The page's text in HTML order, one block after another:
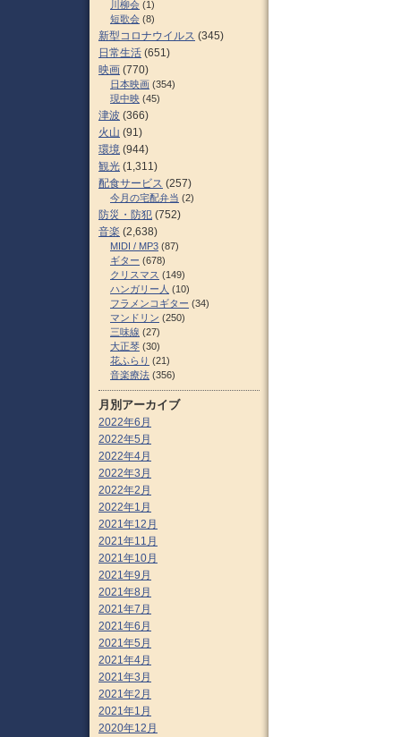
川柳会 (1)
短歌会 (8)
新型コロナウイルス (345)
日常生活 (651)
映画 (770)
日本映画 (354)
現中映 (45)
津波 (366)
火山 (91)
環境 (944)
観光 (1,311)
配食サービス (257)
今月の宅配弁当 (2)
防災・防犯 (752)
音楽 (2,638)
MIDI / MP3 (87)
ギター (678)
クリスマス (149)
ハンガリー人 (10)
フラメンコギター (34)
マンドリン (250)
三味線 (27)
大正琴 (30)
花ふらり (21)
音楽療法 (356)
月別アーカイブ
2022年6月
2022年5月
2022年4月
2022年3月
2022年2月
2022年1月
2021年12月
2021年11月
2021年10月
2021年9月
2021年8月
2021年7月
2021年6月
2021年5月
2021年4月
2021年3月
2021年2月
2021年1月
2020年12月